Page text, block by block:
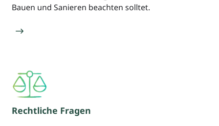
Bauen und Sanieren beachten solltet.
Rechtliche Fragen